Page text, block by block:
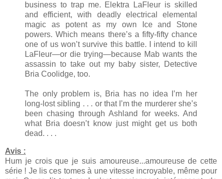
business to trap me. Elektra LaFleur is skilled
and efficient, with deadly electrical elemental
magic as potent as my own Ice and Stone
powers. Which means there’s a fifty-fifty chance
one of us won’t survive this battle. I intend to kill
LaFleur—or die trying—because Mab wants the
assassin to take out my baby sister, Detective
Bria Coolidge, too.
The only problem is, Bria has no idea I’m her
long-lost sibling . . . or that I’m the murderer she’s
been chasing through Ashland for weeks. And
what Bria doesn’t know just might get us both
dead. . . .
Avis :
Hum je crois que je suis amoureuse...amoureuse de cette
série ! Je lis ces tomes à une vitesse incroyable, même pour